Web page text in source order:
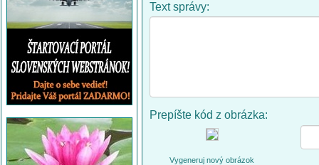
Text správy:
Prepíšte kód z obrázka:
Vygeneruj nový obrázok